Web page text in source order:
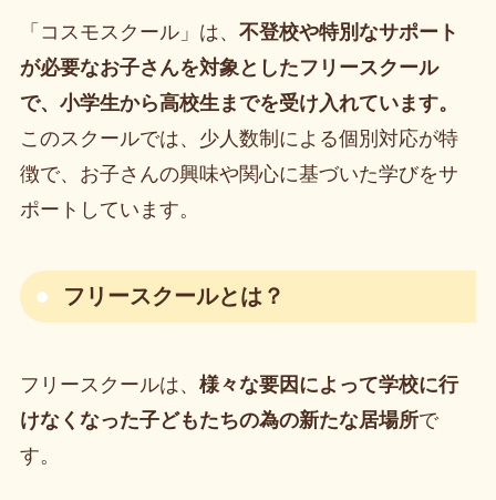
「コスモスクール」は、 不登校や特別なサポート
が必要なお子さんを対象としたフリースクール
で、小学生から高校生までを受け入れています。
このスクールでは、少人数制による個別対応が特
徴で、お子さんの興味や関心に基づいた学びをサ
ポートしています。
フリースクールとは？
フリースクールは、 様々な要因によって学校に行
けなくなった子どもたちの為の新たな居場所で
す。